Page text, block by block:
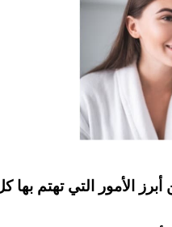
الأمور التي تهتم